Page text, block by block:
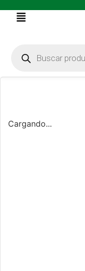
Cargando...